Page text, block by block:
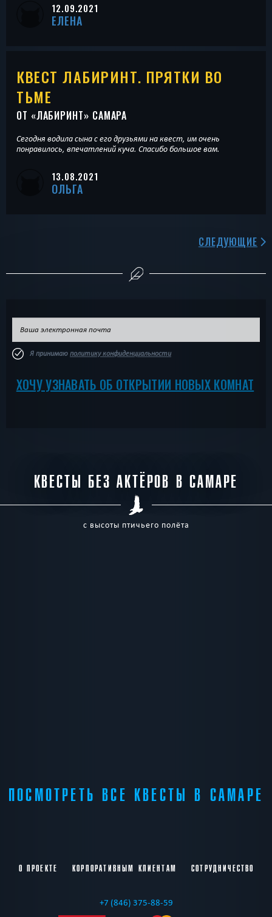
12.09.2021
ЕЛЕНА
КВЕСТ ЛАБИРИНТ. ПРЯТКИ ВО
ТЬМЕ
ОТ «ЛАБИРИНТ» САМАРА
Сегодня водила сына с его друзьями на квест, им очень
понравилось, впечатлений куча. Спасибо большое вам.
13.08.2021
ОЛЬГА
СЛЕДУЮЩИЕ
Я принимаю политику конфиденциальности
ХОЧУ УЗНАВАТЬ ОБ ОТКРЫТИИ НОВЫХ КОМНАТ
КВЕСТЫ БЕЗ АКТЁРОВ В САМАРЕ
с высоты птичьего полёта
ПОСМОТРЕТЬ ВСЕ КВЕСТЫ В САМАРЕ
О ПРОЕКТЕ КОРПОРАТИВНЫМ КЛИЕНТАМ СОТРУДНИЧЕСТВО
+7 (846) 375-88-59